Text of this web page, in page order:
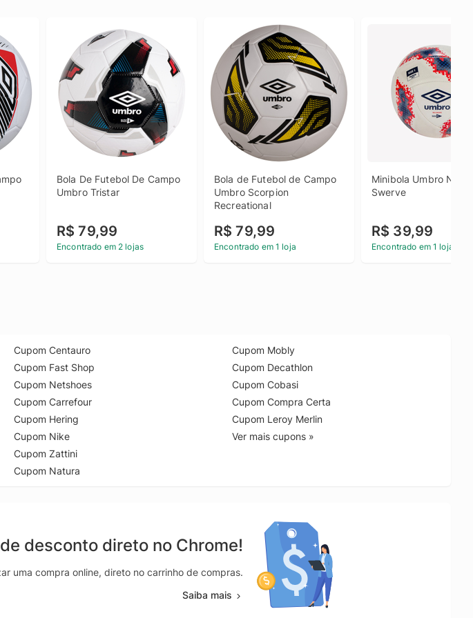
Bola De Futebol De Campo
Umbro Tristar
R$ 79,99
Encontrado em 2 lojas
Bola de Futebol de Campo
Umbro Scorpion
Recreational
R$ 79,99
Encontrado em 1 loja
Minibola Umbro Neo
Swerve
R$ 39,99
Encontrado em 1 loja
Cupom Centauro
Cupom Fast Shop
Cupom Netshoes
Cupom Carrefour
Cupom Hering
Cupom Nike
Cupom Zattini
Cupom Natura
Cupom Mobly
Cupom Decathlon
Cupom Cobasi
Cupom Compra Certa
Cupom Leroy Merlin
Ver mais cupons »
desconto direto no Chrome!
uma compra online, direto no carrinho de compras.
Saiba mais